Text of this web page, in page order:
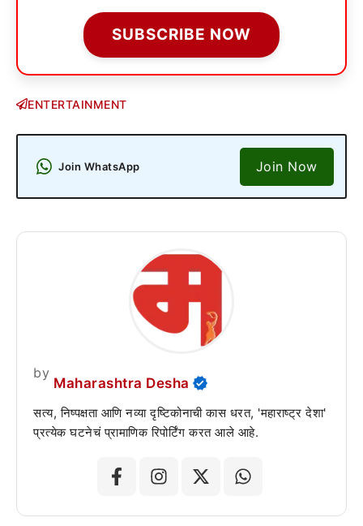
SUBSCRIBE NOW
ENTERTAINMENT
Join WhatsApp Join Now
by
Maharashtra Desha
सत्य, निष्पक्षता आणि नव्या दृष्टिकोनाची कास धरत, 'महाराष्ट्र देशा'
प्रत्येक घटनेचं प्रामाणिक रिपोर्टिंग करत आले आहे.